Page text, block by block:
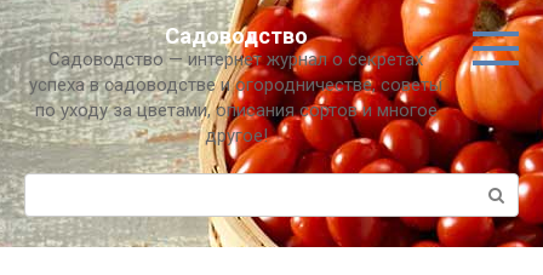
Перейти
к
контенту
Садоводство
Садоводство — интернет журнал о секретах
успеха в садоводстве и огородничестве, советы
по уходу за цветами, описания сортов и многое
другое!
Поиск: